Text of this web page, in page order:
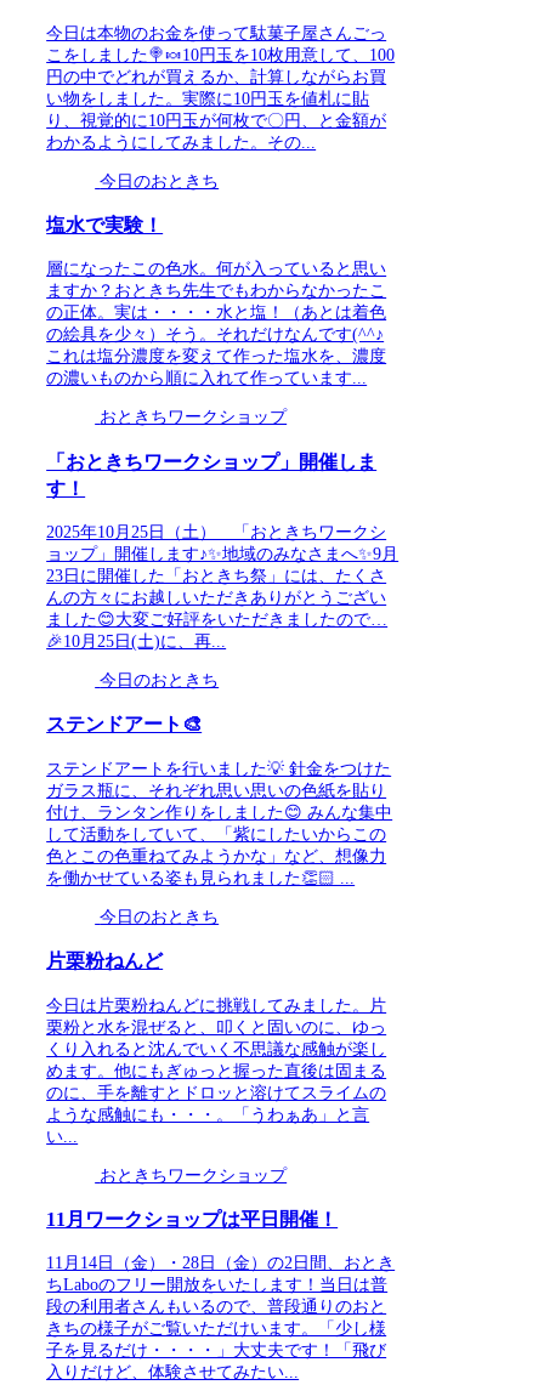
今日は本物のお金を使って駄菓子屋さんごっ
こをしました🍭🍬10円玉を10枚用意して、100
円の中でどれが買えるか、計算しながらお買
い物をしました。実際に10円玉を値札に貼
り、視覚的に10円玉が何枚で〇円、と金額が
わかるようにしてみました。その...
今日のおときち
塩水で実験！
層になったこの色水。何が入っていると思い
ますか？おときち先生でもわからなかったこ
の正体。実は・・・・水と塩！（あとは着色
の絵具を少々）そう。それだけなんです(^^♪
これは塩分濃度を変えて作った塩水を、濃度
の濃いものから順に入れて作っています...
おときちワークショップ
「おときちワークショップ」開催しま
す！
2025年10月25日（土） 「おときちワークシ
ョップ」開催します♪✨地域のみなさまへ✨9月
23日に開催した「おときち祭」には、たくさ
んの方々にお越しいただきありがとうござい
ました😊大変ご好評をいただきましたので…
🎉10月25日(土)に、再...
今日のおときち
ステンドアート🎨
ステンドアートを行いました💡 針金をつけた
ガラス瓶に、それぞれ思い思いの色紙を貼り
付け、ランタン作りをしました😊 みんな集中
して活動をしていて、「紫にしたいからこの
色とこの色重ねてみようかな」など、想像力
を働かせている姿も見られました👏🏻 ...
今日のおときち
片栗粉ねんど
今日は片栗粉ねんどに挑戦してみました。片
栗粉と水を混ぜると、叩くと固いのに、ゆっ
くり入れると沈んでいく不思議な感触が楽し
めます。他にもぎゅっと握った直後は固まる
のに、手を離すとドロッと溶けてスライムの
ような感触にも・・・。「うわぁあ」と言
い...
おときちワークショップ
11月ワークショップは平日開催！
11月14日（金）・28日（金）の2日間、おとき
ちLaboのフリー開放をいたします！当日は普
段の利用者さんもいるので、普段通りのおと
きちの様子がご覧いただけいます。「少し様
子を見るだけ・・・・」大丈夫です！「飛び
入りだけど、体験させてみたい...